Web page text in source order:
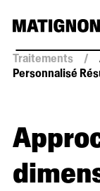
Traitements /
Personnalisé